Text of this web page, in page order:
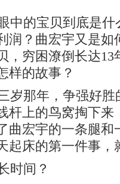
中的宝贝到底是什
润？曲宏宇又是如
，穷困潦倒长达13
样的故事？
岁那年，争强好胜
杆上的鸟窝掏下来
曲宏宇的一条腿和
起床的第一件事，
时间？